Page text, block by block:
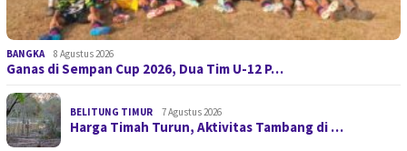
BANGKA 8 Agustus 2026
Ganas di Sempan Cup 2026, Dua Tim U-12 P…
BELITUNG TIMUR 7 Agustus 2026
Harga Timah Turun, Aktivitas Tambang di …